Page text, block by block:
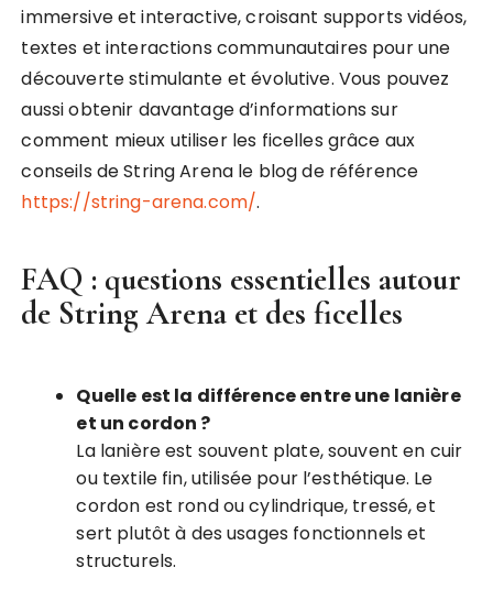
immersive et interactive, croisant supports vidéos,
textes et interactions communautaires pour une
découverte stimulante et évolutive. Vous pouvez
aussi obtenir davantage d’informations sur
comment mieux utiliser les ficelles grâce aux
conseils de String Arena le blog de référence
https://string-arena.com/.
FAQ : questions essentielles autour
de String Arena et des ficelles
Quelle est la différence entre une lanière
et un cordon ?
La lanière est souvent plate, souvent en cuir
ou textile fin, utilisée pour l’esthétique. Le
cordon est rond ou cylindrique, tressé, et
sert plutôt à des usages fonctionnels et
structurels.